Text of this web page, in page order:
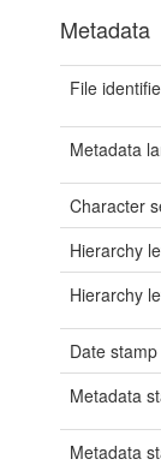
Metadata
File
Metadata
Character
Hierarchy
Hierarchy
Date stamp
Metadata
Metadata